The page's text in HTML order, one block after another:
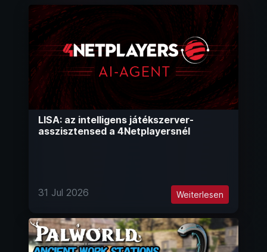
LISA: az intelligens játékszerver-
asszisztensed a 4Netplayersnél
31 Jul 2026 Weiterlesen